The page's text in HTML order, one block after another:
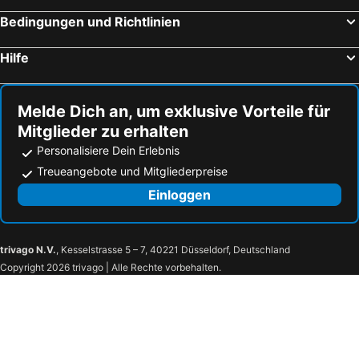
Bedingungen und Richtlinien
Hilfe
Melde Dich an, um exklusive Vorteile für
Mitglieder zu erhalten
Personalisiere Dein Erlebnis
Treueangebote und Mitgliederpreise
Einloggen
trivago N.V., Kesselstrasse 5 – 7, 40221 Düsseldorf, Deutschland
Copyright 2026 trivago | Alle Rechte vorbehalten.